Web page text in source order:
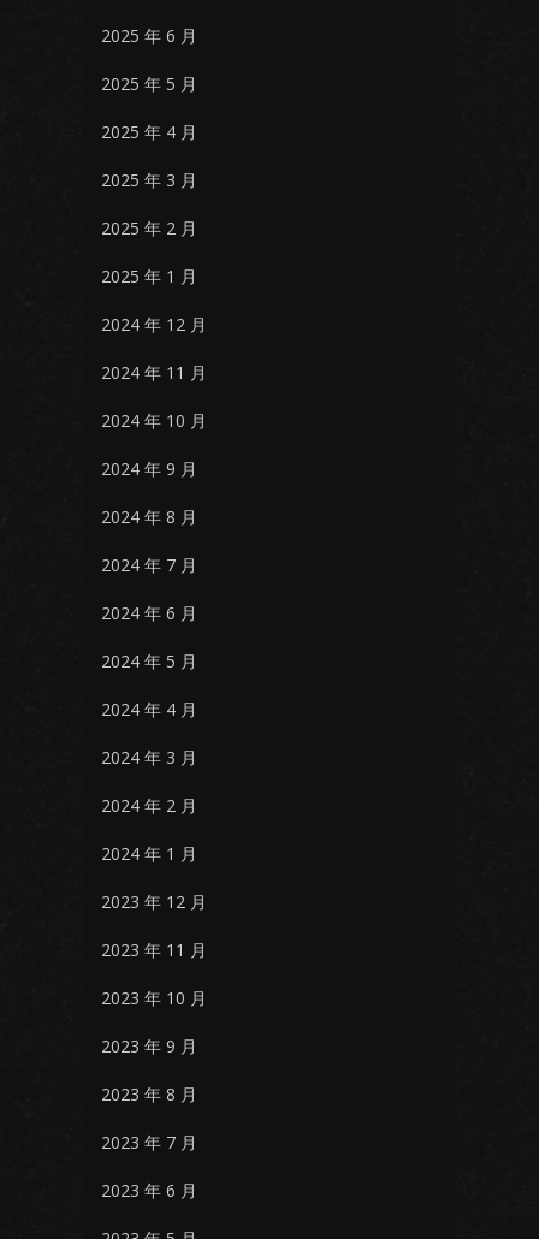
2025 年 6 月
2025 年 5 月
2025 年 4 月
2025 年 3 月
2025 年 2 月
2025 年 1 月
2024 年 12 月
2024 年 11 月
2024 年 10 月
2024 年 9 月
2024 年 8 月
2024 年 7 月
2024 年 6 月
2024 年 5 月
2024 年 4 月
2024 年 3 月
2024 年 2 月
2024 年 1 月
2023 年 12 月
2023 年 11 月
2023 年 10 月
2023 年 9 月
2023 年 8 月
2023 年 7 月
2023 年 6 月